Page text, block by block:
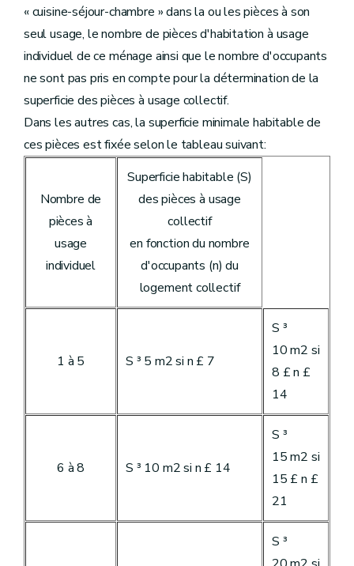
« cuisine-séjour-chambre » dans la ou les pièces à son
seul usage, le nombre de pièces d'habitation à usage
individuel de ce ménage ainsi que le nombre d'occupants
ne sont pas pris en compte pour la détermination de la
superficie des pièces à usage collectif.
Dans les autres cas, la superficie minimale habitable de
ces pièces est fixée selon le tableau suivant:
Nombre de
pièces à
usage
individuel
Superficie habitable (S)
des pièces à usage
collectif
en fonction du nombre
d'occupants (n) du
logement collectif
1 à 5 S ³ 5 m2 si n £ 7
S ³
10 m2 si
8 £ n £
14
6 à 8 S ³ 10 m2 si n £ 14
S ³
15 m2 si
15 £ n £
21
S ³